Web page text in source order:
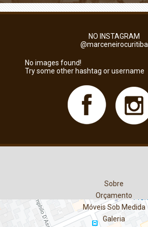
NO INSTAGRAM
@marceneirocuritiba
No images found!
Try some other hashtag or username
Sobre
Orçamento
Móveis Sob Medida
Galeria